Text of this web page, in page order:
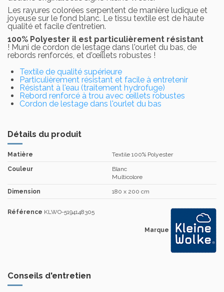
Les rayures colorées serpentent de manière ludique et
joyeuse sur le fond blanc. Le tissu textile est de haute
qualité et facile d'entretien.
100% Polyester il est particulièrement résistant
! Muni de cordon de lestage dans l'ourlet du bas, de
rebords renforcés, et d'œillets robustes !
Textile de qualité supérieure
Particulièrement résistant et facile à entretenir
Résistant à l'eau (traitement hydrofuge)
Rebord renforcé à trou avec œillets robustes
Cordon de lestage dans l'ourlet du bas
Détails du produit
Matière Textile 100% Polyester
Couleur
Blanc
Multicolore
Dimension 180 x 200 cm
Marque
Référence KLWO-5194148305
Conseils d'entretien